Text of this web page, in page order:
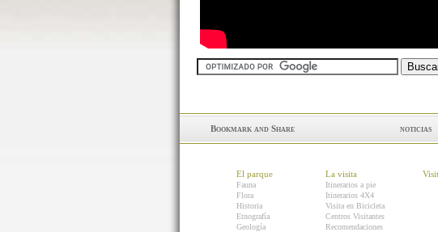
noticias
El parque
Fauna
Flora
Historia
Etnografía
Geología
La visita
Itinerarios a pie
Itinerarios 4X4
Visita en Bicicleta
Centros Visitantes
Recomendaciones